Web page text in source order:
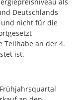
Deutschlands
und nicht für die
Teilhabe an der 4.
ist.